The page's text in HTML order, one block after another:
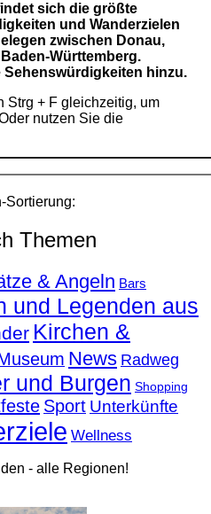
sich die größte
und Wanderzielen
zwischen Donau,
Württemberg.
Sehenswürdigkeiten hinzu.
Strg + F gleichzeitig, um
nutzen Sie die
Sortierung:
Themen
& Angeln Bars
und Legenden aus
Kirchen &
News Radweg
und Burgen Shopping
Sport Unterkünfte
Wellness
- alle Regionen!